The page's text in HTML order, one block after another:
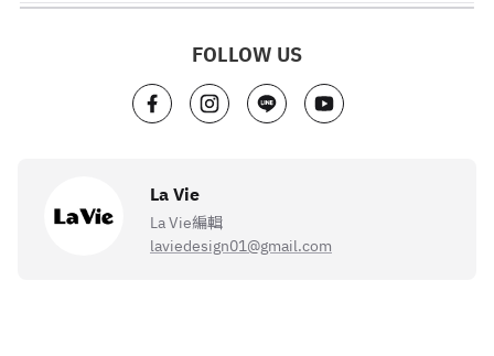
FOLLOW US
La Vie
La Vie編輯
laviedesign01@gmail.com